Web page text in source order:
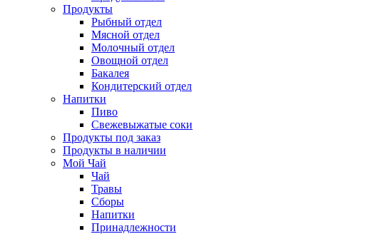
Продукты
Рыбный отдел
Мясной отдел
Молочный отдел
Овощной отдел
Бакалея
Кондитерский отдел
Напитки
Пиво
Cвежевыжатые соки
Продукты под заказ
Продукты в наличии
Мой Чай
Чай
Травы
Сборы
Напитки
Принадлежности